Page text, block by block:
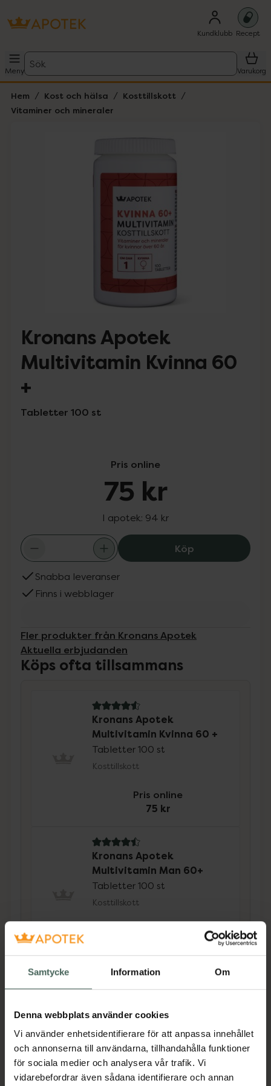
Samtycke Information Om
Denna webbplats använder cookies
Vi använder enhetsidentifierare för att anpassa innehållet
och annonserna till användarna, tillhandahålla funktioner
för sociala medier och analysera vår trafik. Vi
vidarebefordrar även sådana identifierare och annan
Kundklubb Recept
Meny
Sök
Varukorg
Hem Kost och hälsa
Kosttillskott
Vitaminer och mineraler
Kronans Apotek
Multivitamin Kvinna 60
+
Tabletter 100 st
Pris online
75 kr
I apotek: 94 kr
KöpKronans
Snabba leveranser
Finns i webblager
Fler produkter från Kronans Apotek
Aktuella erbjudanden
Köps ofta tillsammans
4.6 av 5 i omdöme
Kronans Apotek
Multivitamin Kvinna 60 +
Tabletter 100 st
Kosttillskott
Pris online
75 kr
4.5 av 5 i omdöme
Kronans Apotek
Multivitamin Man 60+
Tabletter 100 st
Kosttillskott
Köp båda för:150 kr
Köp båda
Beskrivning Dölj